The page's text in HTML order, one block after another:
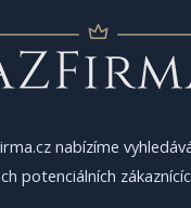
nabízíme
potenciálních